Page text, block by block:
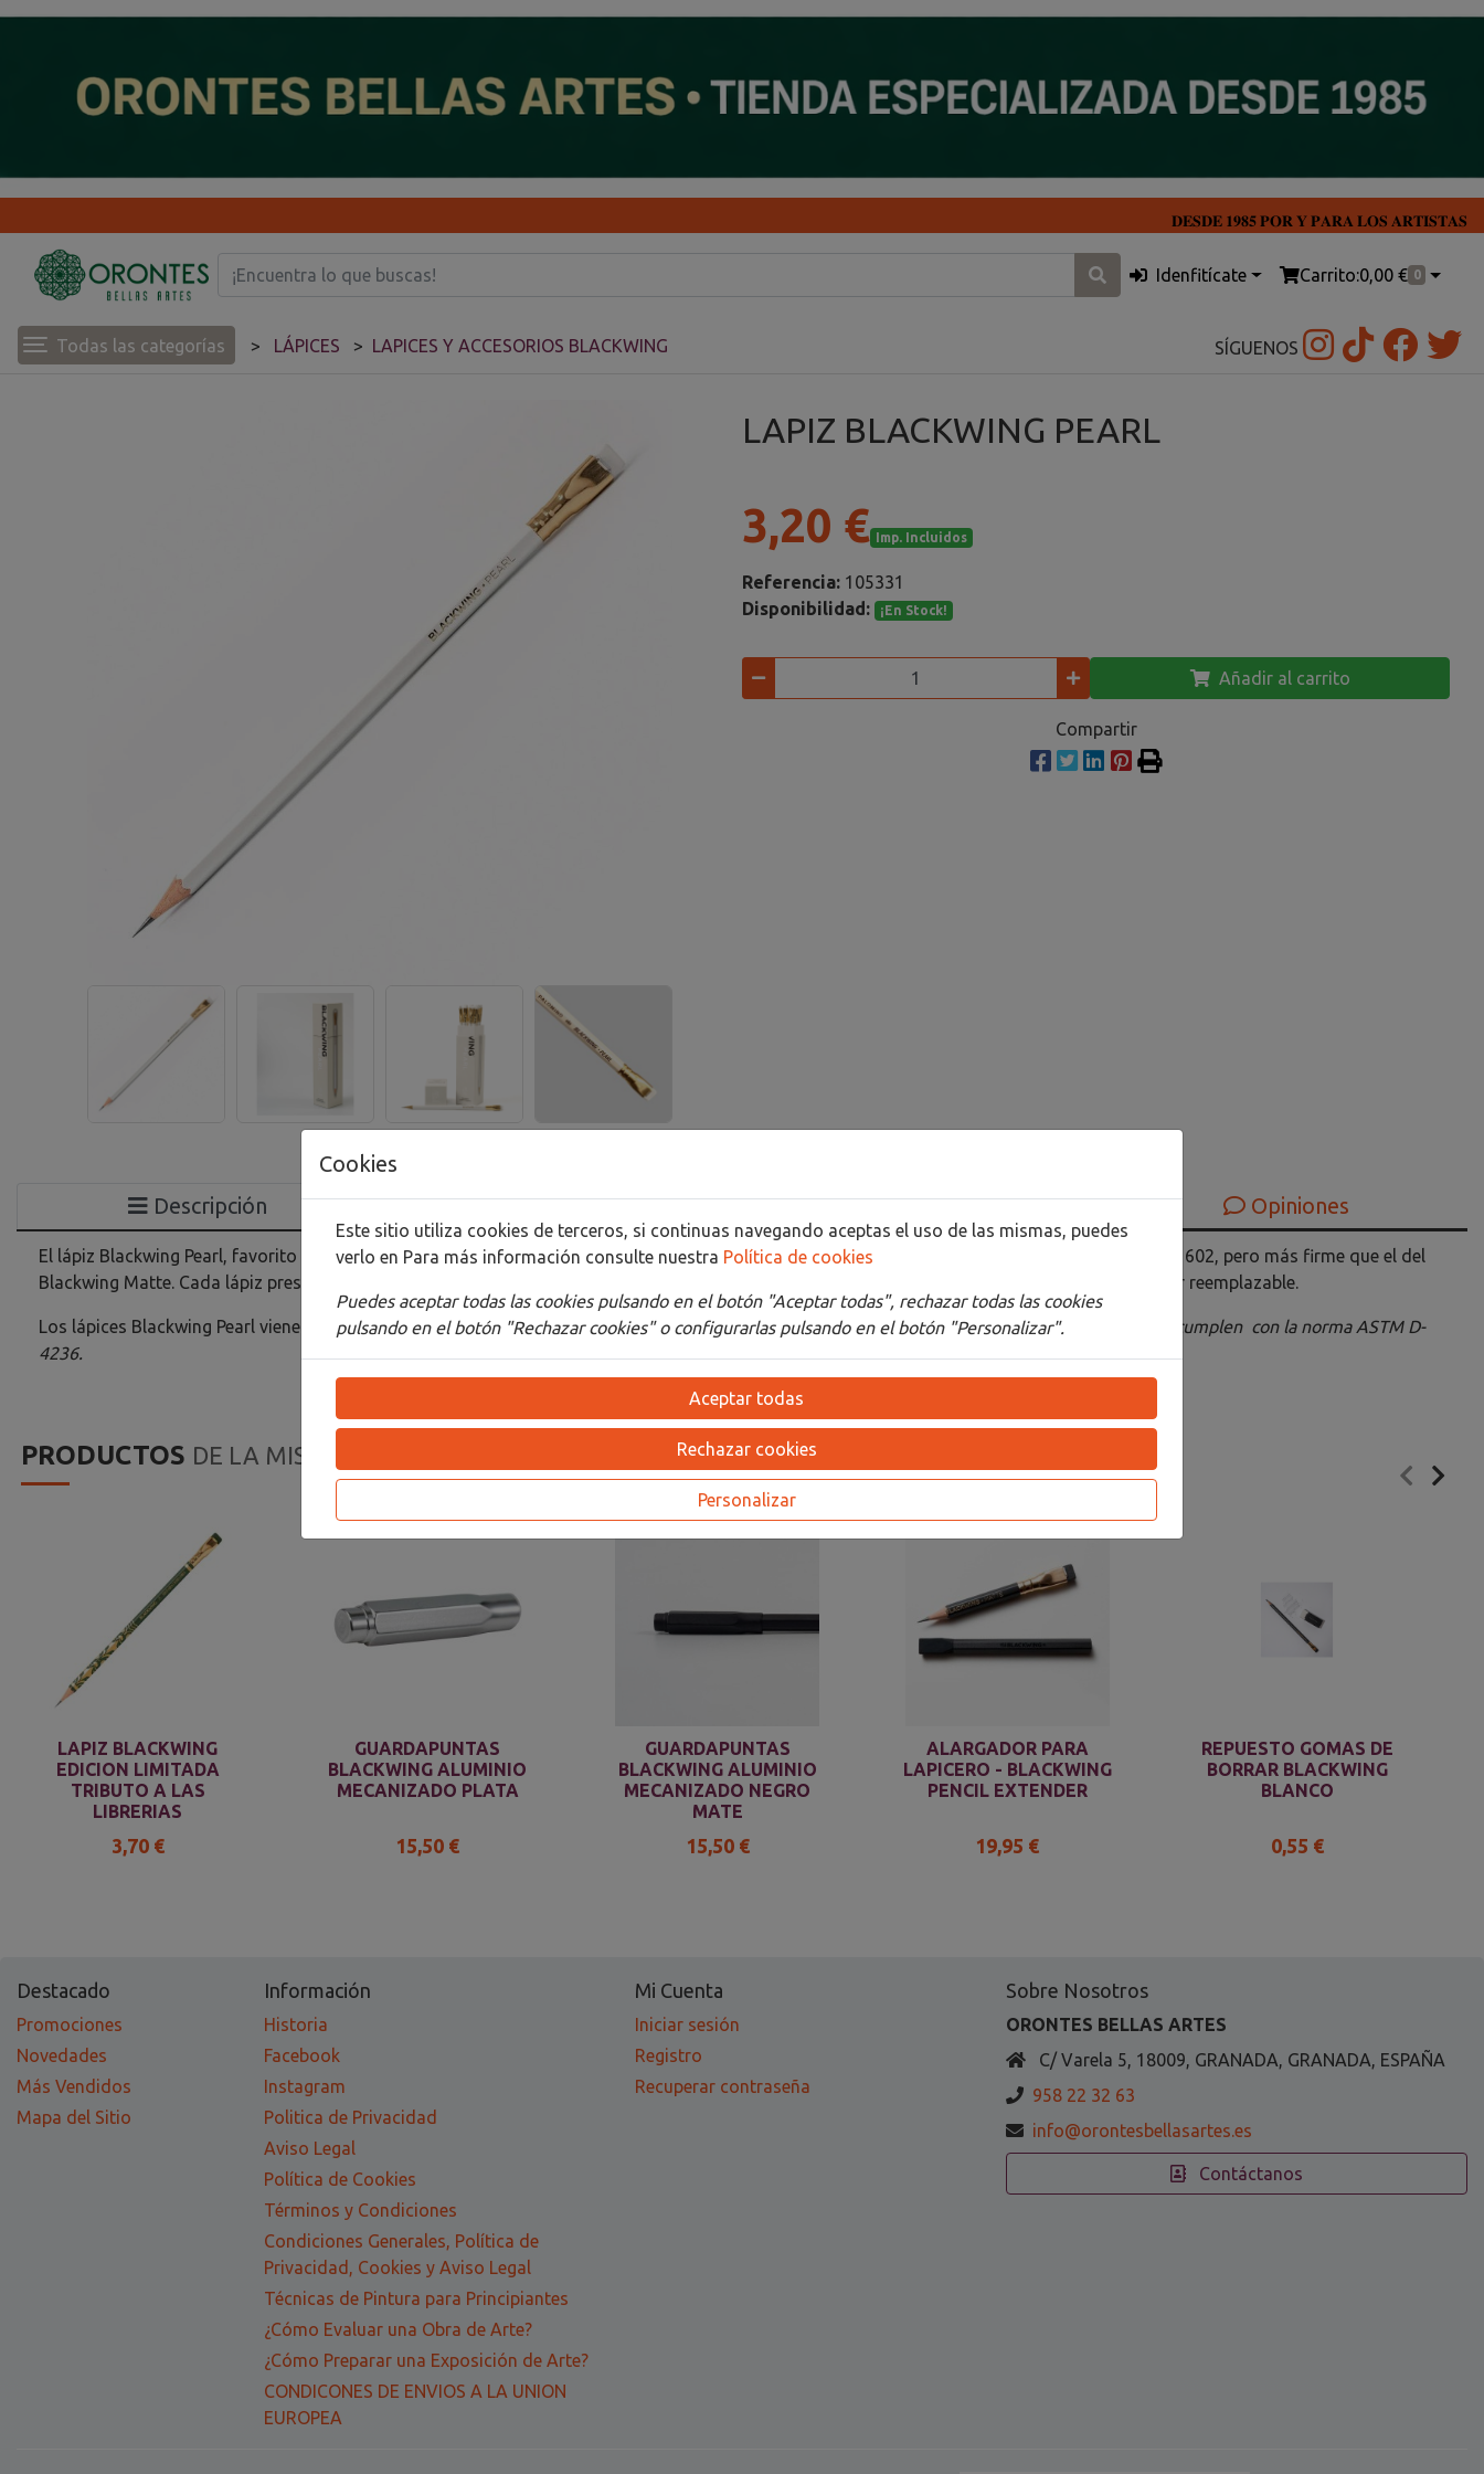
𝐃𝐄𝐒𝐃𝐄 𝟏𝟗𝟖𝟓 𝐏𝐎𝐑 𝐘 𝐏𝐀𝐑𝐀 𝐋𝐎𝐒 𝐀𝐑𝐓𝐈𝐒𝐓𝐀𝐒
Idenfitícate Carrito:0,00 € 0
Todas las categorías LÁPICES LAPICES Y ACCESORIOS BLACKWING SÍGUENOS
LAPIZ BLACKWING PEARL
3,20 € Imp. Incluidos
Referencia: 105331
Disponibilidad:
¡En Stock!
Añadir al carrito
Compartir
Descripción Detalles Adjuntos Opiniones
El lápiz Blackwing Pearl, favorito de calígrafos e ilustradores, incluye un núcleo de grafito equilibrado y suave, más blando que el del Blackwing 602, pero más firme que el del
Blackwing Matte. Cada lápiz presenta un acabado perlado blanco, rosa o azul, nuestra icónica virola cuadrada Blackwing y una goma de borrar reemplazable.
Los lápices Blackwing Pearl vienen en una caja de regalo de 12 unidades que también funciona como portalápices.Todos los lápices Blackwing cumplen con la norma ASTM D-
4236.
PRODUCTOS DE LA MISMA CATEGORIA
LAPIZ BLACKWING
EDICION LIMITADA
TRIBUTO A LAS
LIBRERIAS
3,70 €
GUARDAPUNTAS
BLACKWING ALUMINIO
MECANIZADO PLATA
15,50 €
GUARDAPUNTAS
BLACKWING ALUMINIO
MECANIZADO NEGRO
MATE
15,50 €
ALARGADOR PARA
LAPICERO - BLACKWING
PENCIL EXTENDER
19,95 €
REPUESTO GOMAS DE
BORRAR BLACKWING
BLANCO
0,55 €
Destacado
Promociones
Novedades
Más Vendidos
Mapa del Sitio
Información
Historia
Facebook
Instagram
Politica de Privacidad
Aviso Legal
Política de Cookies
Términos y Condiciones
Condiciones Generales, Política de
Privacidad, Cookies y Aviso Legal
Técnicas de Pintura para Principiantes
¿Cómo Evaluar una Obra de Arte?
¿Cómo Preparar una Exposición de Arte?
CONDICONES DE ENVIOS A LA UNION
EUROPEA
Mi Cuenta
Iniciar sesión
Registro
Recuperar contraseña
Sobre Nosotros
ORONTES BELLAS ARTES
C/ Varela 5, 18009, GRANADA, GRANADA, ESPAÑA
958 22 32 63
info@orontesbellasartes.es
Contáctanos
Cookies
Este sitio utiliza cookies de terceros, si continuas navegando aceptas el uso de las mismas, puedes
verlo en Para más información consulte nuestra Política de cookies
Puedes aceptar todas las cookies pulsando en el botón "Aceptar todas", rechazar todas las cookies
pulsando en el botón "Rechazar cookies" o configurarlas pulsando en el botón "Personalizar".
Aceptar todas
Rechazar cookies
Personalizar